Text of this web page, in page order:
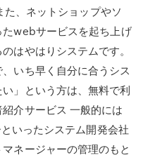
、ネットショップやソ
webサービスを起ち上げ
はやはりシステムです。
いち早く自分に合うシス
」という方は、無料で利
介サービス 一般的には
いったシステム開発会社
ネージャーの管理のもと